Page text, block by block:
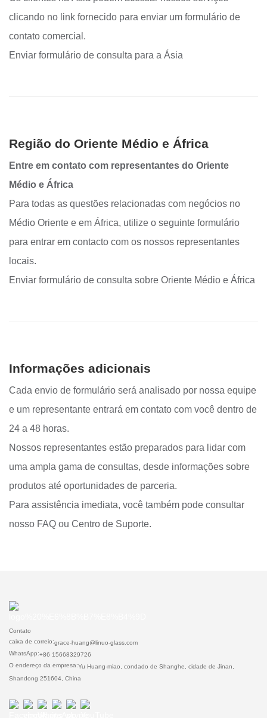
clicando no link fornecido para enviar um formulário de
contato comercial.
Enviar formulário de consulta para a Ásia
Região do Oriente Médio e África
Entre em contato com representantes do Oriente
Médio e África
Para todas as questões relacionadas com negócios no
Médio Oriente e em África, utilize o seguinte formulário
para entrar em contacto com os nossos representantes
locais.
Enviar formulário de consulta sobre Oriente Médio e África
Informações adicionais
Cada envio de formulário será analisado por nossa equipe
e um representante entrará em contato com você dentro de
24 a 48 horas.
Nossos representantes estão preparados para lidar com
uma ampla gama de consultas, desde informações sobre
produtos até oportunidades de parceria.
Para assistência imediata, você também pode consultar
nosso FAQ ou Centro de Suporte.
Contato
caixa de correio:grace-huang@linuo-glass.com
WhatsApp:+86 15668329726
O endereço da empresa:Yu Huang-miao, condado de Shanghe, cidade de Jinan,
Shandong 251604, China